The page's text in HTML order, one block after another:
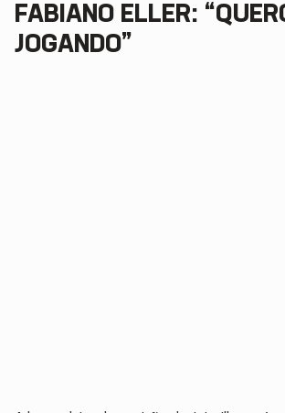
FABIANO ELLER:
JOGANDO”